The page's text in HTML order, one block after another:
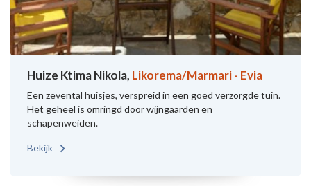
Huize Ktima Nikola, Likorema/Marmari - Evia
Een zevental huisjes, verspreid in een goed verzorgde tuin.
Het geheel is omringd door wijngaarden en
schapenweiden.
Bekijk